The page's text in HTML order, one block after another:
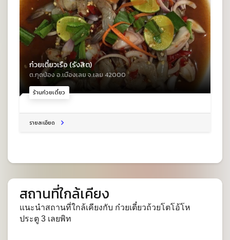
ร้านก๋วยเตี๋ยว
ก๋วยเตี๋ยวเรือ (รังสิต)
ต.กุดป่อง อ.เมืองเลย จ.เลย 42000
รายละเอียด
สถานที่ใกล้เคียง
แนะนำสถานที่ใกล้เคียงกับ ก๋วยเตี๋ยวถ้วยโตโอ้โห
ประตู 3 เลยพิท